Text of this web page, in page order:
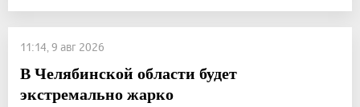
11:14, 9 авг 2026
В Челябинской области будет
экстремально жарко